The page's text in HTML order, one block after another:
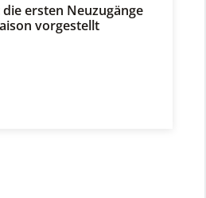
die ersten Neuzugänge
vorgestellt